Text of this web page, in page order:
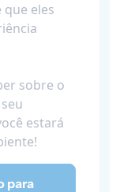
eles
sobre o
estará
para